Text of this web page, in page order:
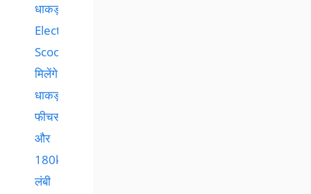
धाकड़
Electric
Scooter…
मिलेंगे
धाकड़
फीचर्स
और
180km
लंबी